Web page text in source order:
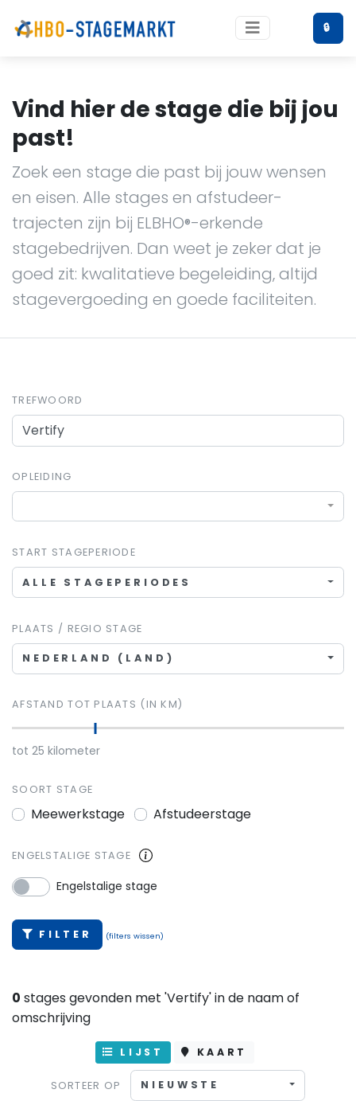
🔒
Vind hier de stage die bij jou
past!
Zoek een stage die past bij jouw wensen
en eisen. Alle stages en afstudeer-
trajecten zijn bij ELBHO®-erkende
stagebedrijven. Dan weet je zeker dat je
goed zit: kwalitatieve begeleiding, altijd
stagevergoeding en goede faciliteiten.
TREFWOORD
OPLEIDING
START STAGEPERIODE
ALLE STAGEPERIODES
PLAATS / REGIO STAGE
NEDERLAND (LAND)
AFSTAND TOT PLAATS (IN KM)
tot 25 kilometer
SOORT STAGE
Meewerkstage Afstudeerstage
ENGELSTALIGE STAGE
Engelstalige stage
FILTER (filters wissen)
0 stages gevonden met 'Vertify' in de naam of
omschrijving
LIJST KAART
SORTEER OP NIEUWSTE